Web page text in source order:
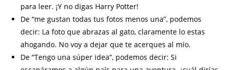
para leer. ¡Y no digas Harry Potter!
De “me gustan todas tus fotos menos una”, podemos
decir: La foto que abrazas al gato, claramente lo estas
ahogando. No voy a dejar que te acerques al mío.
De “Tengo una súper idea”, podemos decir: Si